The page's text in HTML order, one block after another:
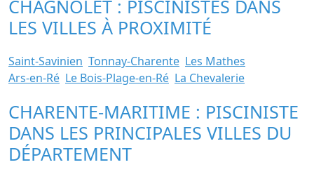
CHAGNOLET : PISCINISTES DANS
LES VILLES À PROXIMITÉ
Saint-Savinien Tonnay-Charente Les Mathes
Ars-en-Ré Le Bois-Plage-en-Ré La Chevalerie
CHARENTE-MARITIME : PISCINISTE
DANS LES PRINCIPALES VILLES DU
DÉPARTEMENT